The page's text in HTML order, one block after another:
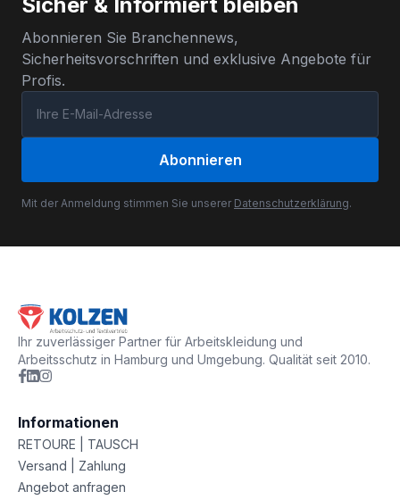
Abonnieren Sie Branchennews,
Sicherheitsvorschriften und exklusive Angebote für
Profis.
Abonnieren
Mit der Anmeldung stimmen Sie unserer Datenschutzerklärung.
Ihr zuverlässiger Partner für Arbeitskleidung und
Arbeitsschutz in Hamburg und Umgebung. Qualität seit 2010.
Informationen
RETOURE | TAUSCH
Versand | Zahlung
Angebot anfragen